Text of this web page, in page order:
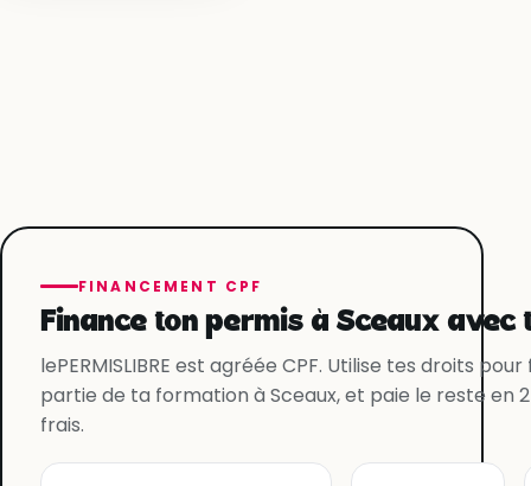
FINANCEMENT CPF
Finance ton permis à Sceaux avec
lePERMISLIBRE est agréée CPF. Utilise tes droits
partie de ta formation à Sceaux, et paie le reste en
frais.